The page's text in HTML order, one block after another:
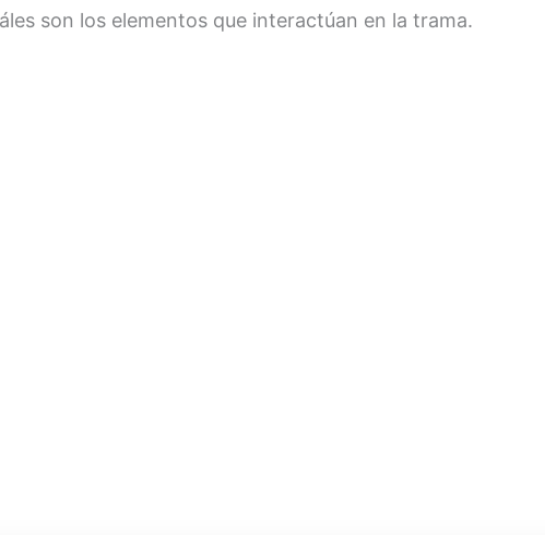
son los elementos que interactúan en la trama.